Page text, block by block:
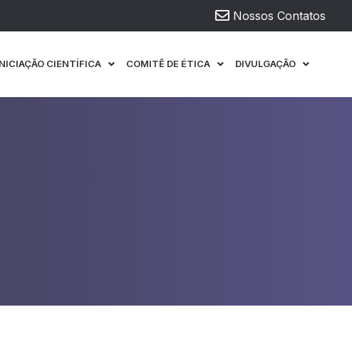
Nossos Contatos
CIENTÍFICA COMITÊ DE ÉTICA DIVULGAÇÃO